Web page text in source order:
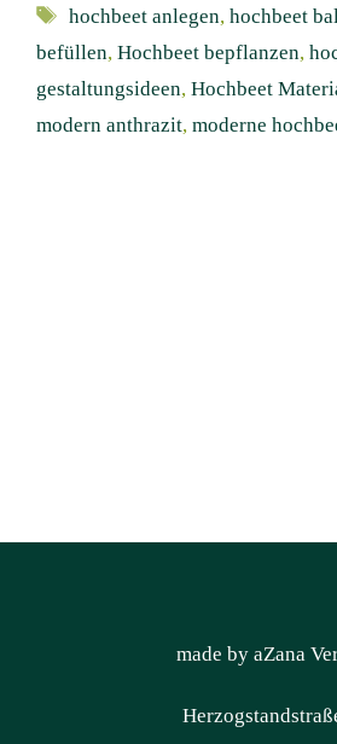
Schlagwörter
hochbeet anlegen,hochbeet
befüllen, Hochbeet bepflanzen,
gestaltungsideen, Hochbeet
modern anthrazit, moderne
made by aZana